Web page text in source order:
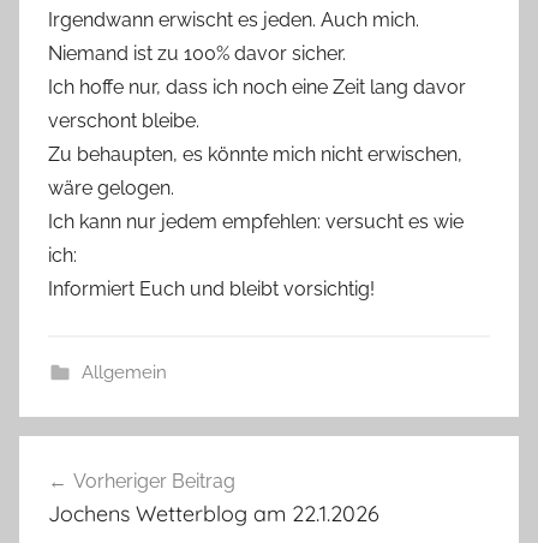
Irgendwann erwischt es jeden. Auch mich.
Niemand ist zu 100% davor sicher.
Ich hoffe nur, dass ich noch eine Zeit lang davor
verschont bleibe.
Zu behaupten, es könnte mich nicht erwischen,
wäre gelogen.
Ich kann nur jedem empfehlen: versucht es wie
ich:
Informiert Euch und bleibt vorsichtig!
Allgemein
Vorheriger Beitrag
Jochens Wetterblog am 22.1.2026